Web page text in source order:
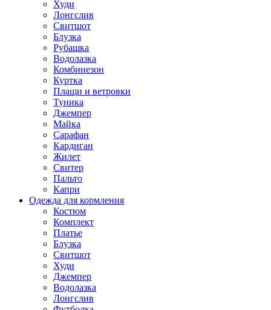
Худи
Лонгслив
Свитшот
Блузка
Рубашка
Водолазка
Комбинезон
Куртка
Плащи и ветровки
Туника
Джемпер
Майка
Сарафан
Кардиган
Жилет
Свитер
Пальто
Капри
Одежда для кормления
Костюм
Комплект
Платье
Блузка
Свитшот
Худи
Джемпер
Водолазка
Лонгслив